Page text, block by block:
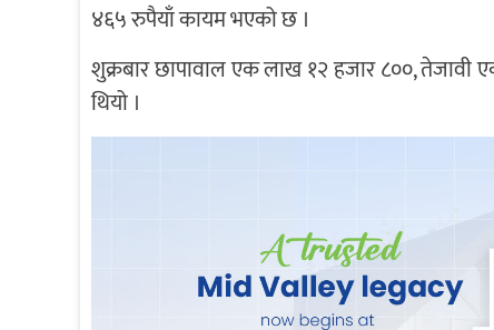
४६५ रुपैयाँ कायम भएको छ ।
शुक्रबार छापावाल एक लाख १२ हजार ८००, तेजावी
थियो ।